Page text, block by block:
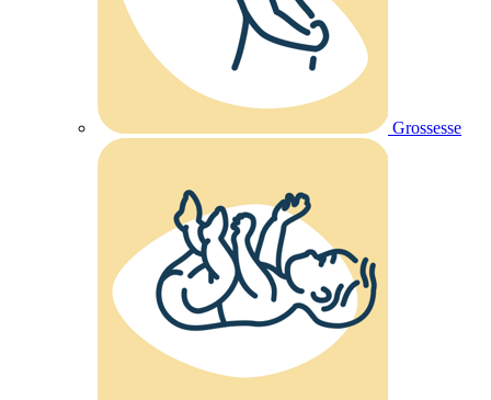
Grossesse